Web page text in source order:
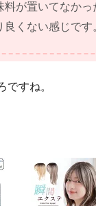
料が置いてなか
くない感じです
ですね。